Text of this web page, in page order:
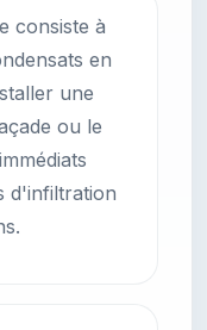
consiste à
en
une
ou le
d'infiltration